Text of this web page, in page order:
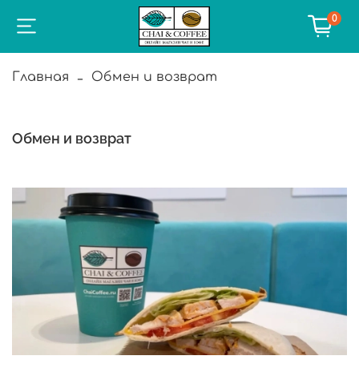
0
Главная Обмен и возврат
Обмен и возврат